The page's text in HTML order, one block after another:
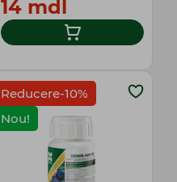
14 mdl
Reducere-10%
Nou!